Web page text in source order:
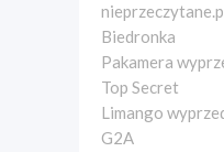
Biedronka
Pakamera
Top Secret
Limango
G2A